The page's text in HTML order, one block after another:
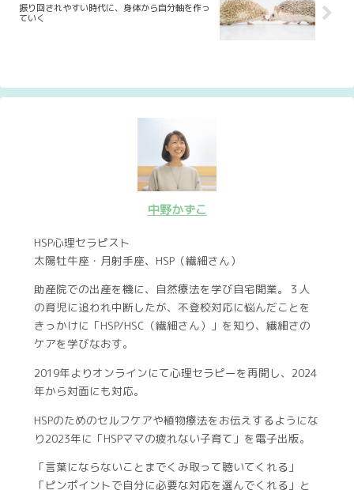
振り回されやすい時代に、身体から自分軸を作っ
ていく
中野かずこ
HSP心理セラピスト
太陽牡牛座・月射手座、HSP（繊細さん）
助産院での出産を機に、自然療法を学び自宅開業。３人
の育児に追われ中断したが、不登校対応に悩んだことを
きっかけに「HSP/HSC（繊細さん）」を知り、繊細さの
ケアを学びなおす。
2019年よりオンラインにて心理セラピーを再開し、2024
年から対面にも対応。
HSPのためのセルフケアや植物療法をお伝えするようにな
り2023年に「HSPママの疲れない子育て」を電子出版。
「言葉にならないことまでくみ取って聴いてくれる」
「ピンポイントで自分に必要な対応を選んでくれる」と